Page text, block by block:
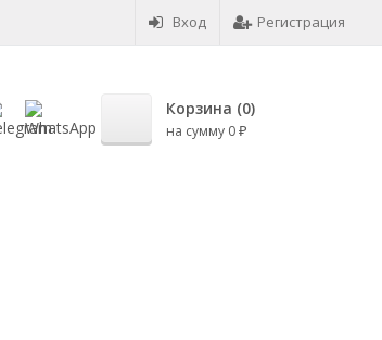
Вход Регистрация
Корзина (0)
на сумму 0 ₽